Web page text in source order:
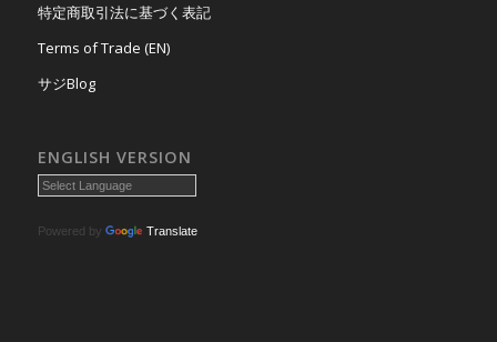
特定商取引法に基づく表記
Terms of Trade (EN)
サジBlog
ENGLISH VERSION
Powered by Translate